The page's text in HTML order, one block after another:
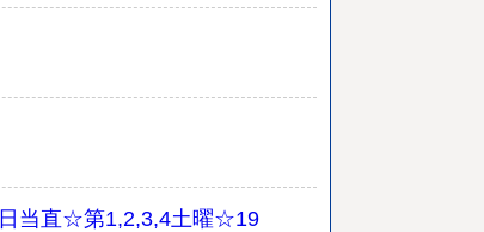
当直☆第1,2,3,4土曜☆19